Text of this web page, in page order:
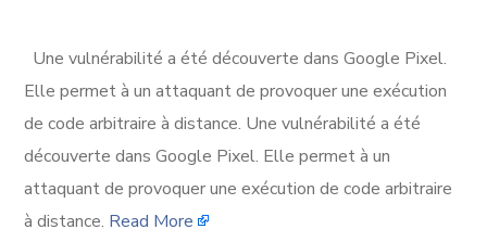
Une vulnérabilité a été découverte dans Google Pixel.
Elle permet à un attaquant de provoquer une exécution
de code arbitraire à distance. Une vulnérabilité a été
découverte dans Google Pixel. Elle permet à un
attaquant de provoquer une exécution de code arbitraire
à distance. Read More